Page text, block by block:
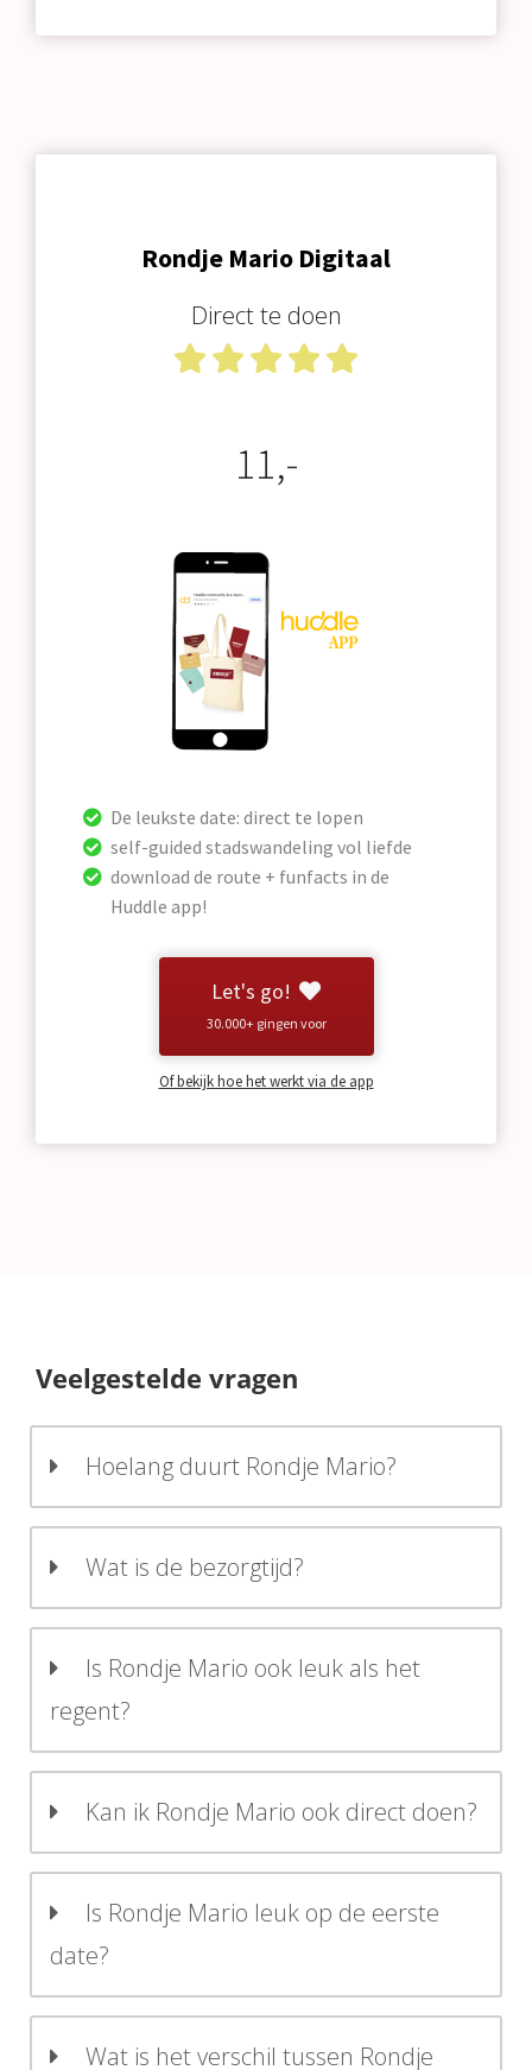
Rondje Mario Digitaal
Direct te doen
11,-
De leukste date: direct te lopen
self-guided stadswandeling vol liefde
download de route + funfacts in de
Huddle app!
Let's go!
30.000+ gingen voor
Of bekijk hoe het werkt via de app
Veelgestelde vragen
Hoelang duurt Rondje Mario?
Wat is de bezorgtijd?
Is Rondje Mario ook leuk als het
regent?
Kan ik Rondje Mario ook direct doen?
Is Rondje Mario leuk op de eerste
date?
Wat is het verschil tussen Rondje